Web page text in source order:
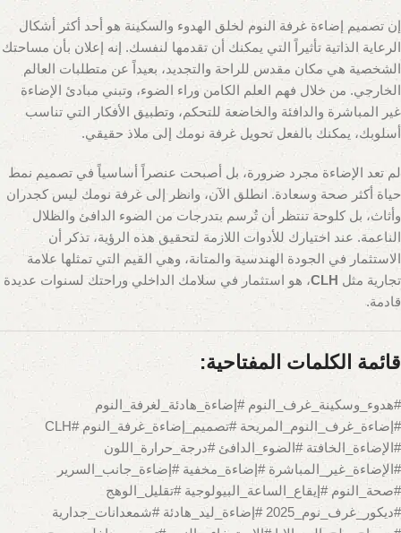
إن تصميم إضاءة غرفة النوم لخلق الهدوء والسكينة هو أحد أكثر أشكال
الرعاية الذاتية تأثيراً التي يمكنك أن تقدمها لنفسك. إنه إعلان بأن مساحتك
الشخصية هي مكان مقدس للراحة والتجديد، بعيداً عن متطلبات العالم
الخارجي. من خلال فهم العلم الكامن وراء الضوء، وتبني مبادئ الإضاءة
غير المباشرة والدافئة والخاضعة للتحكم، وتطبيق الأفكار التي تناسب
أسلوبك، يمكنك بالفعل تحويل غرفة نومك إلى ملاذ حقيقي.
لم تعد الإضاءة مجرد ضرورة، بل أصبحت عنصراً أساسياً في تصميم نمط
حياة أكثر صحة وسعادة. انطلق الآن، وانظر إلى غرفة نومك ليس كجدران
وأثاث، بل كلوحة تنتظر أن تُرسم بتدرجات من الضوء الدافئ والظلال
الناعمة. عند اختيارك للأدوات اللازمة لتحقيق هذه الرؤية، تذكر أن
الاستثمار في الجودة الهندسية والمتانة، وهي القيم التي تمثلها علامة
تجارية مثل CLH، هو استثمار في سلامك الداخلي وراحتك لسنوات عديدة
قادمة.
قائمة الكلمات المفتاحية:
#هدوء_وسكينة_غرف_النوم #إضاءة_هادئة_لغرفة_النوم
#إضاءة_غرف_النوم_المريحة #تصميم_إضاءة_غرفة_النوم #CLH
#الإضاءة_الخافتة #الضوء_الدافئ #درجة_حرارة_اللون
#الإضاءة_غير_المباشرة #إضاءة_مخفية #إضاءة_جانب_السرير
#صحة_النوم #إيقاع_الساعة_البيولوجية #تقليل_الوهج
#ديكور_غرف_نوم_2025 #إضاءة_ليد_هادئة #شمعدانات_جدارية